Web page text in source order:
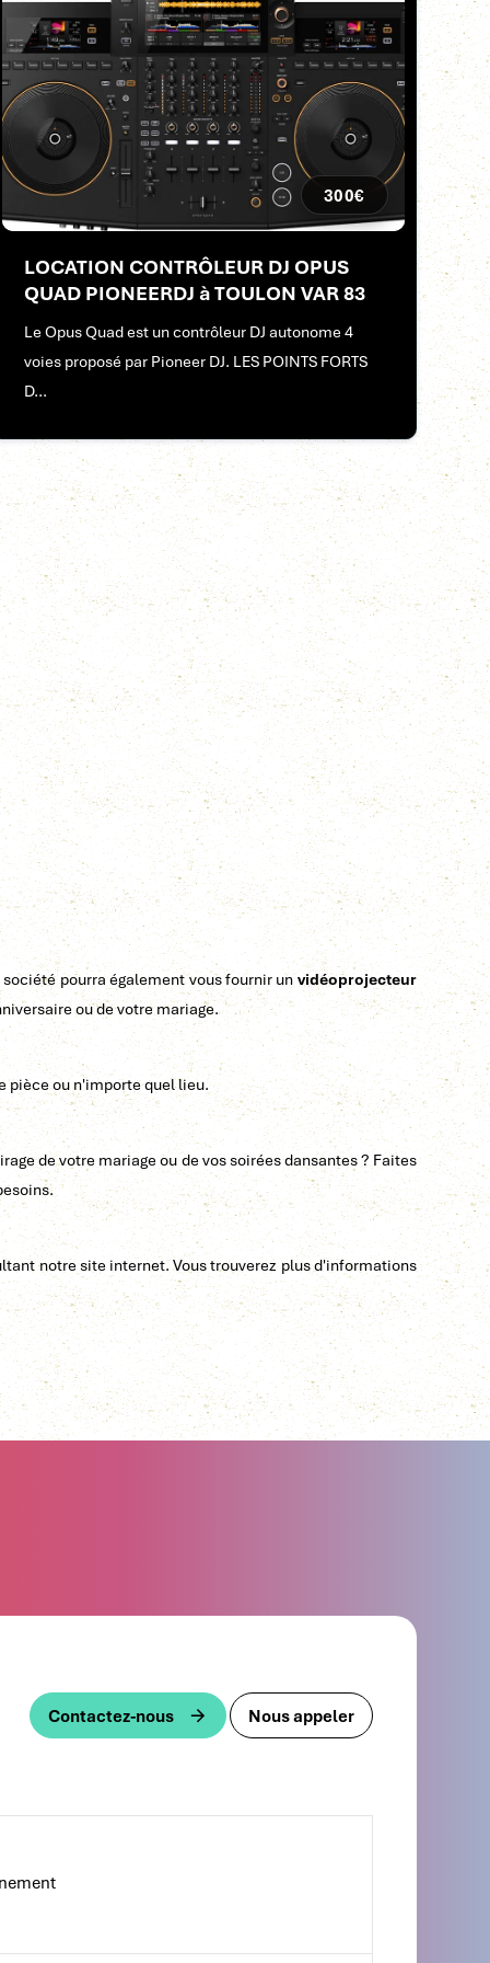
300€
LOCATION CONTRÔLEUR DJ OPUS
QUAD PIONEERDJ à TOULON VAR 83
Le Opus Quad est un contrôleur DJ autonome 4
voies proposé par Pioneer DJ. LES POINTS FORTS
D...
société pourra également vous fournir un vidéoprojecteur
ou de votre mariage.
pièce ou n'importe quel lieu.
de votre mariage ou de vos soirées dansantes ? Faites
notre site internet. Vous trouverez plus d'informations
Contactez-nous Nous appeler